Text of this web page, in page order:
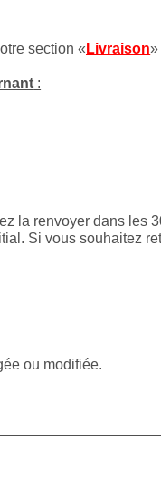
section « Livraison»
:
la renvoyer dans les
Si vous souhaitez
ou modifiée.